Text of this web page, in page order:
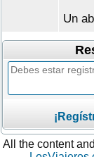
Un
All the content